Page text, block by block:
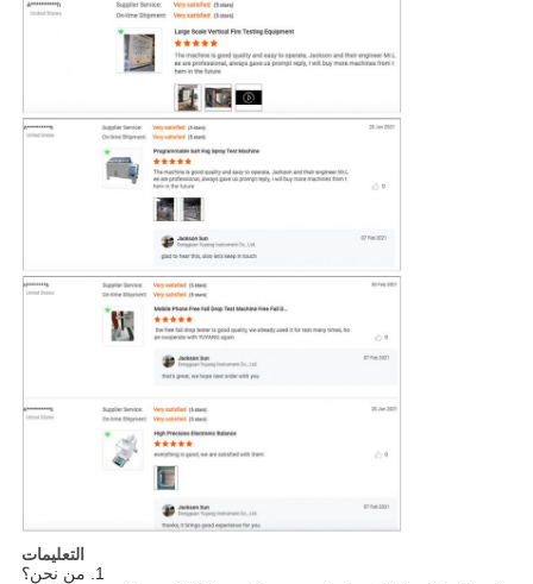
التعليمات
1. من نحن؟